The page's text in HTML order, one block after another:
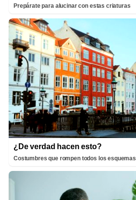
Prepárate para alucinar con estas criaturas
¿De verdad hacen esto?
Costumbres que rompen todos los esquemas